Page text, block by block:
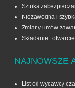
Sztuka
Niezawodna i
Zmiany umów
Składanie i
NAJNOWSZE
List od wydawcy